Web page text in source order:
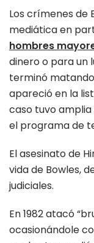
Los crímenes de
mediática en
hombres
dinero o para un
terminó
apareció en la
caso tuvo
el programa de
El asesinato de
vida de Bowles,
judiciales.
En 1982 atacó
ocasionándole